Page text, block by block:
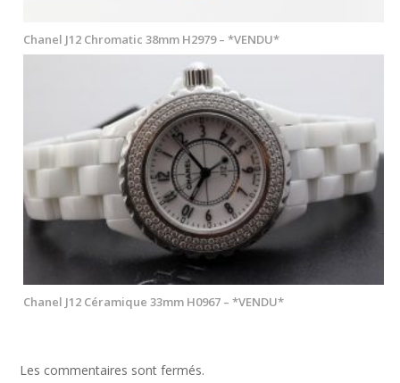
Chanel J12 Chromatic 38mm H2979 – *VENDU*
Chanel J12 Céramique 33mm H0967 – *VENDU*
Les commentaires sont fermés.